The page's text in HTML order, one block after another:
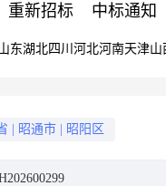
重新招标 中标通知
东湖北四川 河北河南天津山
昭通市 昭阳区